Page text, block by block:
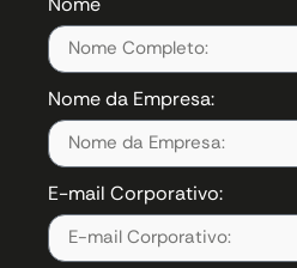
Nome da Empresa:
E-mail Corporativo: